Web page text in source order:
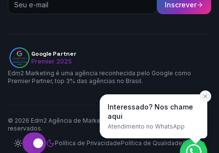
Interessado? Nos chame
aqui
Atendimento no WhatsApp
Inscrever
Google Partner
Premier 2025
Edm2 Marketing é uma agência reconhecida pelo Google como
Premier Partner, top 3% das agências no Brasil.
© 2026 Edm2 Agência de Marketing LTDA. Todos os direitos
reservados.
Política de PrivacidadePolítica de QualidadeContato